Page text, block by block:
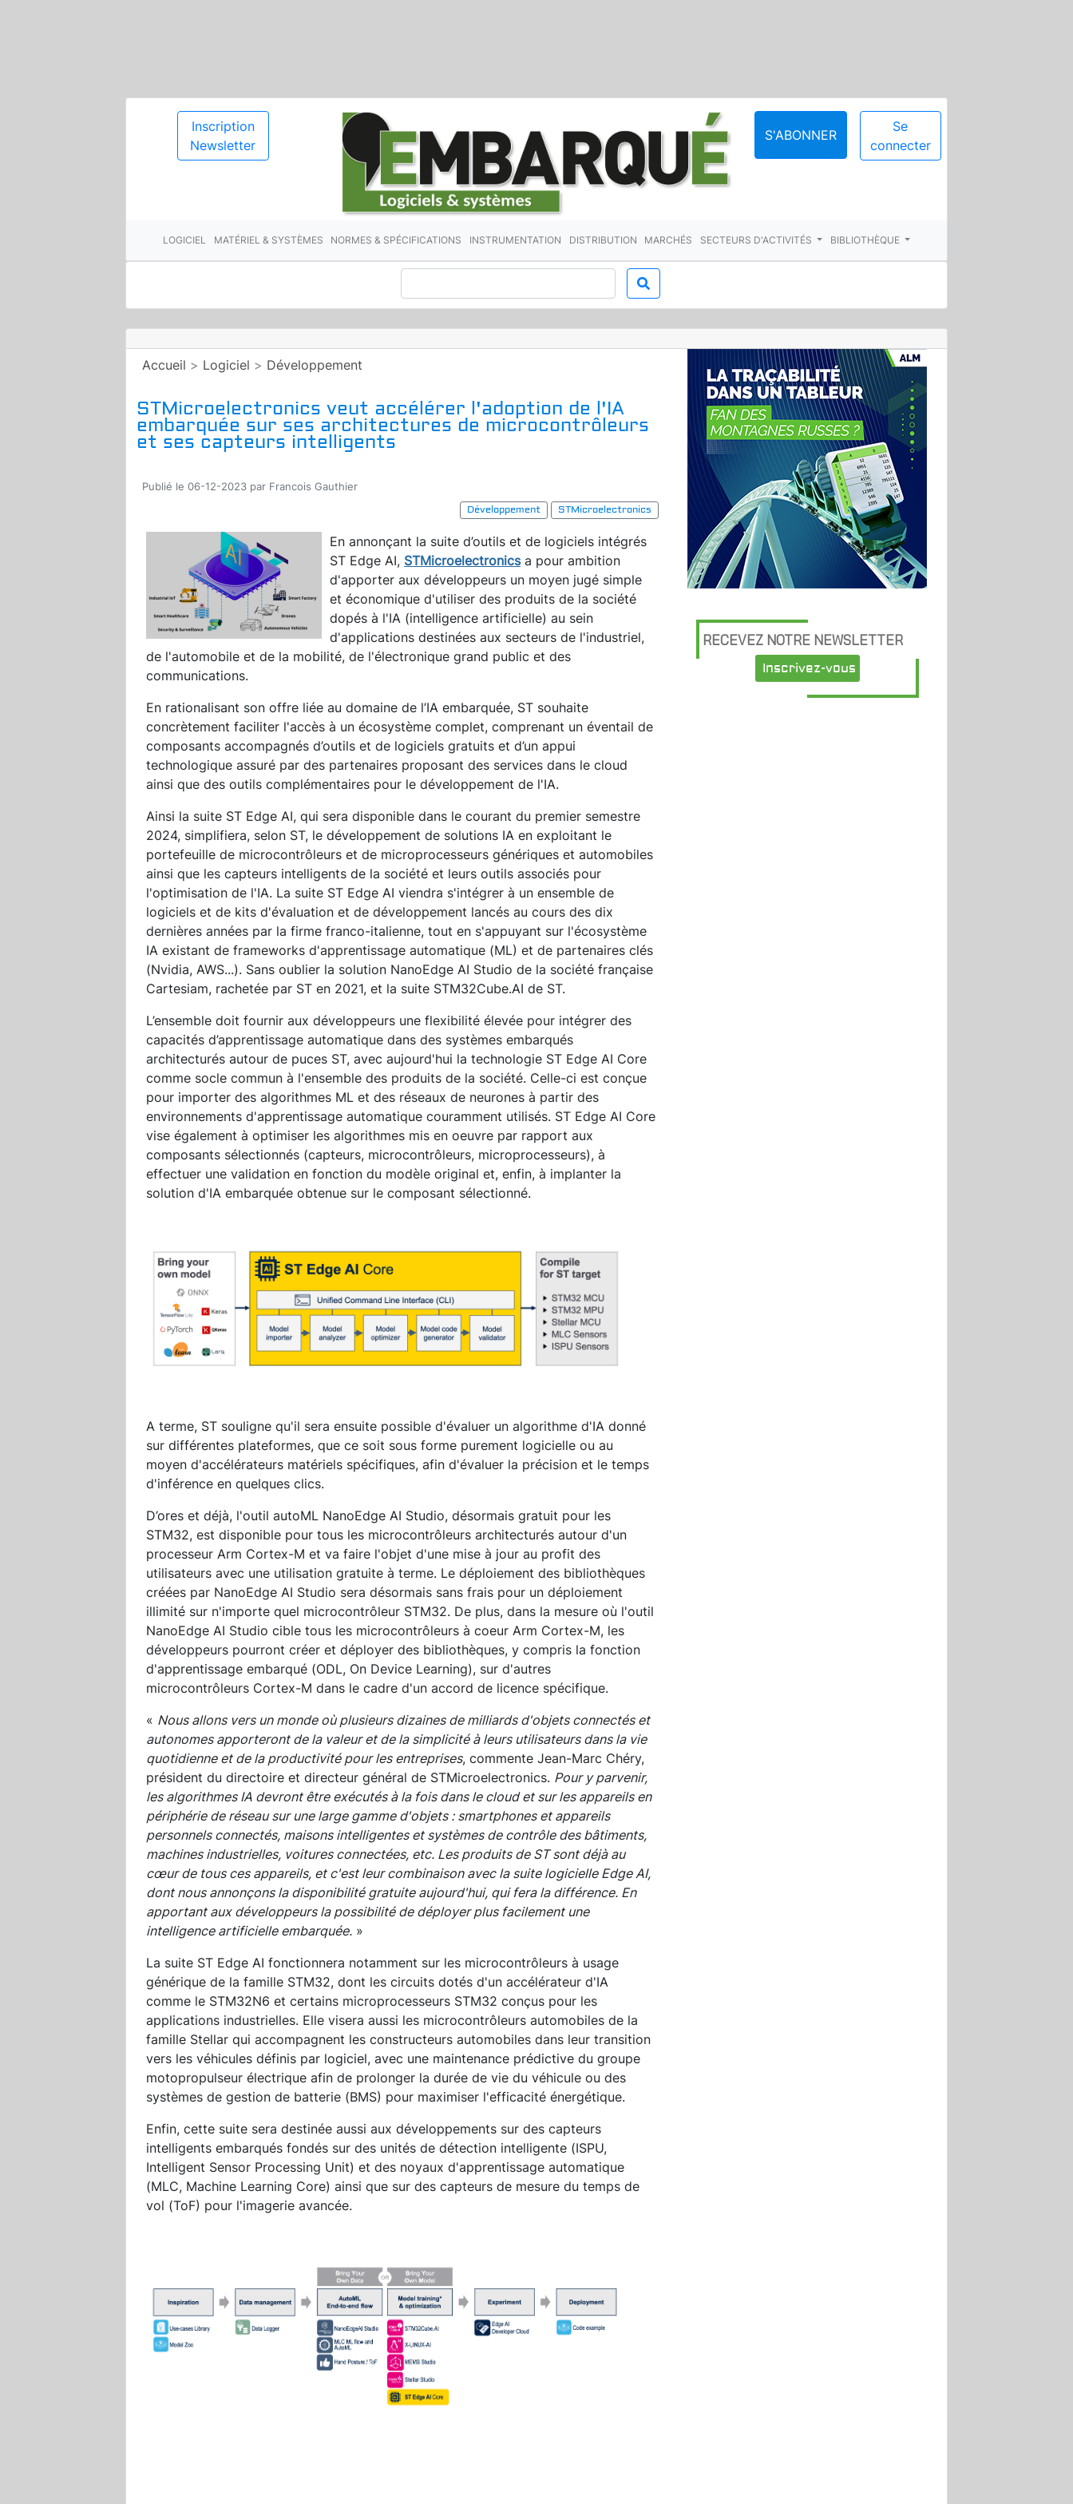
Inscription
Newsletter
S'ABONNER
Se
connecter
LOGICIEL MATÉRIEL & SYSTÈMES NORMES & SPÉCIFICATIONS INSTRUMENTATION DISTRIBUTION MARCHÉS SECTEURS D'ACTIVITÉS BIBLIOTHÈQUE
Accueil > Logiciel > Développement
STMicroelectronics veut accélérer l'adoption de l'IA
embarquée sur ses architectures de microcontrôleurs
et ses capteurs intelligents
Publié le 06-12-2023 par Francois Gauthier
Développement
STMicroelectronics
En annonçant la suite d’outils et de logiciels intégrés
ST Edge AI, STMicroelectronicsa pour ambition
d'apporter aux développeurs un moyen jugé simple
et économique d'utiliser des produits de la société
dopés à l'IA (intelligence artificielle) au sein
d'applications destinées aux secteurs de l'industriel,
de l'automobile et de la mobilité, de l'électronique grand public et des
communications.
En rationalisant son offre liée au domaine de l’IA embarquée, ST souhaite
concrètement faciliter l'accès à un écosystème complet, comprenant un éventail de
composants accompagnés d’outils et de logiciels gratuits et d’un appui
technologique assuré par des partenaires proposant des services dans le cloud
ainsi que des outils complémentaires pour le développement de l'IA.
Ainsi la suite ST Edge AI, qui sera disponible dans le courant du premier semestre
2024, simplifiera, selon ST, le développement de solutions IA en exploitant le
portefeuille de microcontrôleurs et de microprocesseurs génériques et automobiles
ainsi que les capteurs intelligents de la société et leurs outils associés pour
l'optimisation de l'IA. La suite ST Edge AI viendra s'intégrer à un ensemble de
logiciels et de kits d'évaluation et de développement lancés au cours des dix
dernières années par la firme franco-italienne, tout en s'appuyant sur l'écosystème
IA existant de frameworks d'apprentissage automatique (ML) et de partenaires clés
(Nvidia, AWS...). Sans oublier la solution NanoEdge AI Studio de la société française
Cartesiam, rachetée par ST en 2021, et la suite STM32Cube.AI de ST.
L’ensemble doit fournir aux développeurs une flexibilité élevée pour intégrer des
capacités d’apprentissage automatique dans des systèmes embarqués
architecturés autour de puces ST, avec aujourd'hui la technologie ST Edge AI Core
comme socle commun à l'ensemble des produits de la société. Celle-ci est conçue
pour importer des algorithmes ML et des réseaux de neurones à partir des
environnements d'apprentissage automatique couramment utilisés. ST Edge AI Core
vise également à optimiser les algorithmes mis en oeuvre par rapport aux
composants sélectionnés (capteurs, microcontrôleurs, microprocesseurs), à
effectuer une validation en fonction du modèle original et, enfin, à implanter la
solution d'IA embarquée obtenue sur le composant sélectionné.
A terme, ST souligne qu'il sera ensuite possible d'évaluer un algorithme d'IA donné
sur différentes plateformes, que ce soit sous forme purement logicielle ou au
moyen d'accélérateurs matériels spécifiques, afin d'évaluer la précision et le temps
d'inférence en quelques clics.
D’ores et déjà, l'outil autoML NanoEdge AI Studio, désormais gratuit pour les
STM32, est disponible pour tous les microcontrôleurs architecturés autour d'un
processeur Arm Cortex-M et va faire l'objet d'une mise à jour au profit des
utilisateurs avec une utilisation gratuite à terme. Le déploiement des bibliothèques
créées par NanoEdge AI Studio sera désormais sans frais pour un déploiement
illimité sur n'importe quel microcontrôleur STM32. De plus, dans la mesure où l'outil
NanoEdge AI Studio cible tous les microcontrôleurs à coeur Arm Cortex-M, les
développeurs pourront créer et déployer des bibliothèques, y compris la fonction
d'apprentissage embarqué (ODL, On Device Learning), sur d'autres
microcontrôleurs Cortex-M dans le cadre d'un accord de licence spécifique.
« Nous allons vers un monde où plusieurs dizaines de milliards d'objets connectés et
autonomes apporteront de la valeur et de la simplicité à leurs utilisateurs dans la vie
quotidienne et de la productivité pour les entreprises, commente Jean-Marc Chéry,
président du directoire et directeur général de STMicroelectronics. Pour y parvenir,
les algorithmes IA devront être exécutés à la fois dans le cloud et sur les appareils en
périphérie de réseau sur une large gamme d'objets : smartphones et appareils
personnels connectés, maisons intelligentes et systèmes de contrôle des bâtiments,
machines industrielles, voitures connectées, etc. Les produits de ST sont déjà au
cœur de tous ces appareils, et c'est leur combinaison avec la suite logicielle Edge AI,
dont nous annonçons la disponibilité gratuite aujourd'hui, qui fera la différence. En
apportant aux développeurs la possibilité de déployer plus facilement une
intelligence artificielle embarquée. »
La suite ST Edge AI fonctionnera notamment sur les microcontrôleurs à usage
générique de la famille STM32, dont les circuits dotés d'un accélérateur d'IA
comme le STM32N6 et certains microprocesseurs STM32 conçus pour les
applications industrielles. Elle visera aussi les microcontrôleurs automobiles de la
famille Stellar qui accompagnent les constructeurs automobiles dans leur transition
vers les véhicules définis par logiciel, avec une maintenance prédictive du groupe
motopropulseur électrique afin de prolonger la durée de vie du véhicule ou des
systèmes de gestion de batterie (BMS) pour maximiser l'efficacité énergétique.
Enfin, cette suite sera destinée aussi aux développements sur des capteurs
intelligents embarqués fondés sur des unités de détection intelligente (ISPU,
Intelligent Sensor Processing Unit) et des noyaux d'apprentissage automatique
(MLC, Machine Learning Core) ainsi que sur des capteurs de mesure du temps de
vol (ToF) pour l'imagerie avancée.
RECEVEZ NOTRE NEWSLETTER
Inscrivez-vous